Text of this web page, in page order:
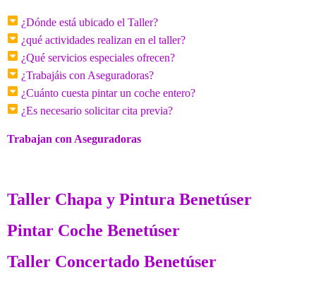
¿Dónde está ubicado el Taller?
¿qué actividades realizan en el taller?
¿Qué servicios especiales ofrecen?
¿Trabajáis con Aseguradoras?
¿Cuánto cuesta pintar un coche entero?
¿Es necesario solicitar cita previa?
Trabajan con Aseguradoras
Taller Chapa y Pintura Benetúser
Pintar Coche Benetúser
Taller Concertado Benetúser